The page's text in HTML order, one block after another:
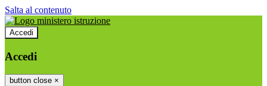
Salta al contenuto
Accedi
Accedi
button close ×